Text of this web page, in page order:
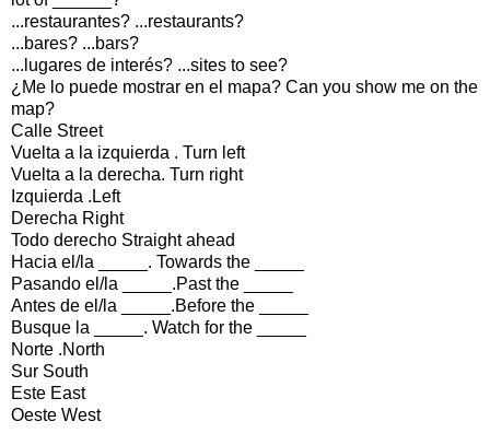
...restaurantes? ...restaurants?
...bares? ...bars?
...lugares de interés? ...sites to see?
¿Me lo puede mostrar en el mapa? Can you show me on the
map?
Calle Street
Vuelta a la izquierda . Turn left
Vuelta a la derecha. Turn right
Izquierda .Left
Derecha Right
Todo derecho Straight ahead
Hacia el/la _____. Towards the _____
Pasando el/la _____.Past the _____
Antes de el/la _____.Before the _____
Busque la _____. Watch for the _____
Norte .North
Sur South
Este East
Oeste West